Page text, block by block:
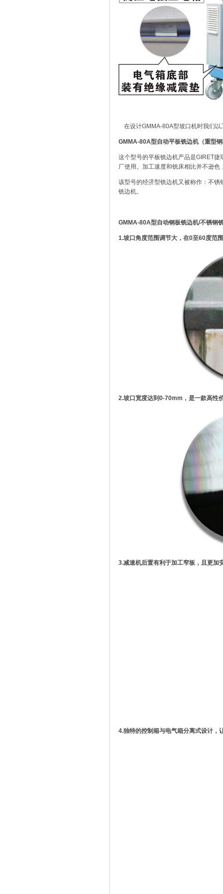
在设计GMMA-80A型坡口机时我们
GMMA-80A型自动平板铣边机（重型
这个型号的平板铣边机产品是GIRET
厂使用。加工速度和铣床相比并不逊
该型号的经济型铣边机又被称作：不
铣边机。
GMMA-80A型自动钢板铣边机/不锈钢
1.坡口角度范围调节大，在0至60度范
2.坡口宽度达到0-70mm，是一款高性
3.减速机后置有利于加工窄板，且更加
4.独特的控制箱与电气箱分离式设计，